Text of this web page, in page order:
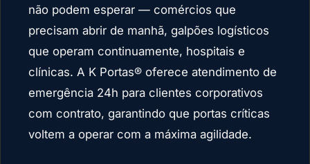
não podem esperar — comércios que
precisam abrir de manhã, galpões logísticos
que operam continuamente, hospitais e
clínicas. A K Portas® oferece atendimento de
emergência 24h para clientes corporativos
com contrato, garantindo que portas críticas
voltem a operar com a máxima agilidade.